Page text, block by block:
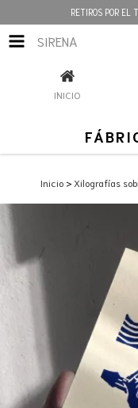
RETIROS POR
SIRENA
INICIO
Inicio > Xilografías